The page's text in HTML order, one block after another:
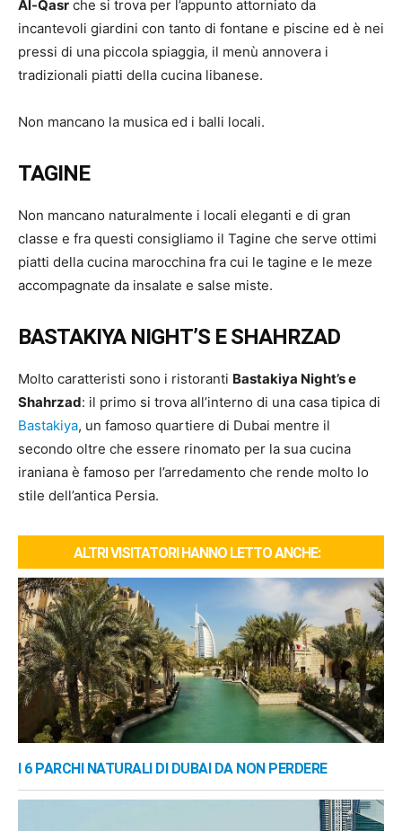
Al-Qasr che si trova per l’appunto attorniato da
incantevoli giardini con tanto di fontane e piscine ed è nei
pressi di una piccola spiaggia, il menù annovera i
tradizionali piatti della cucina libanese.
Non mancano la musica ed i balli locali.
TAGINE
Non mancano naturalmente i locali eleganti e di gran
classe e fra questi consigliamo il Tagine che serve ottimi
piatti della cucina marocchina fra cui le tagine e le meze
accompagnate da insalate e salse miste.
BASTAKIYA NIGHT’S E SHAHRZAD
Molto caratteristi sono i ristoranti Bastakiya Night’s e
Shahrzad: il primo si trova all’interno di una casa tipica di
Bastakiya, un famoso quartiere di Dubai mentre il
secondo oltre che essere rinomato per la sua cucina
iraniana è famoso per l’arredamento che rende molto lo
stile dell’antica Persia.
ALTRI VISITATORI HANNO LETTO ANCHE:
I 6 PARCHI NATURALI DI DUBAI DA NON PERDERE